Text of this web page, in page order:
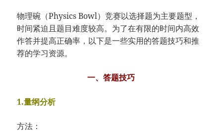
物理碗（Physics Bowl）竞赛以选择题为主要题型，
时间紧迫且题目难度较高。为了在有限的时间内高效
作答并提高正确率，以下是一些实用的答题技巧和推
荐的学习资源。
一、答题技巧
1.量纲分析
方法：